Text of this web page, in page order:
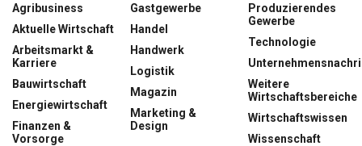
Agribusiness
Aktuelle Wirtschaft
Arbeitsmarkt &
Karriere
Bauwirtschaft
Energiewirtschaft
Finanzen &
Vorsorge
Gastgewerbe
Handel
Handwerk
Logistik
Magazin
Marketing &
Design
Produzierendes
Gewerbe
Technologie
Weitere
Wirtschaftsbereiche
Wirtschaftswissen
Wissenschaft